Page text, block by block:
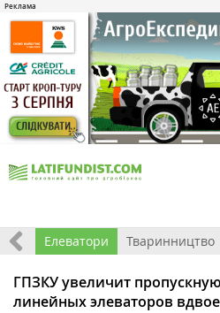
Елеватори Тваринництво
ГПЗКУ увеличит
линейных элеваторов вдвое